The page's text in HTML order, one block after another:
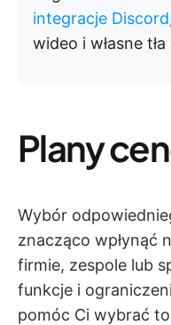
integracje Discord
wideo i własne
Plany
Wybór
znacząco wpłynąć
firmie, zespole lub
funkcje i
pomóc Ci wybrać